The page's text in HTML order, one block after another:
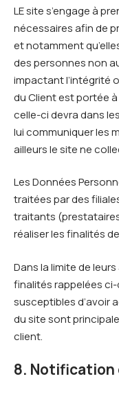
LE site s’engage à
nécessaires afin de
et notamment
des personnes non
impactant l’intégrité
du Client est portée
celle-ci devra dans
lui communiquer les
ailleurs le site ne
Les Données
traitées par des
traitants
réaliser les finalités
Dans la limite de
finalités rappelées
susceptibles d’avoir
du site sont
client.
8. Notification